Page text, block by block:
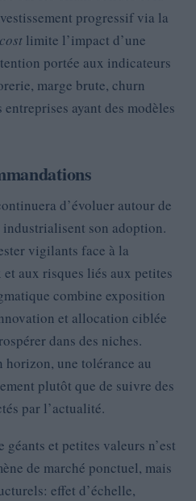
progressif via la
limite l’impact d’une
portée aux indicateurs
marge brute, churn
ayant des modèles
d’évoluer autour de
son adoption.
vigilants face à la
aux risques liés aux petites
combine exposition
et allocation ciblée
dans des niches.
horizon, une tolérance au
plutôt que de suivre des
par l’actualité.
et petites valeurs n’est
de marché ponctuel, mais
effet d’échelle,